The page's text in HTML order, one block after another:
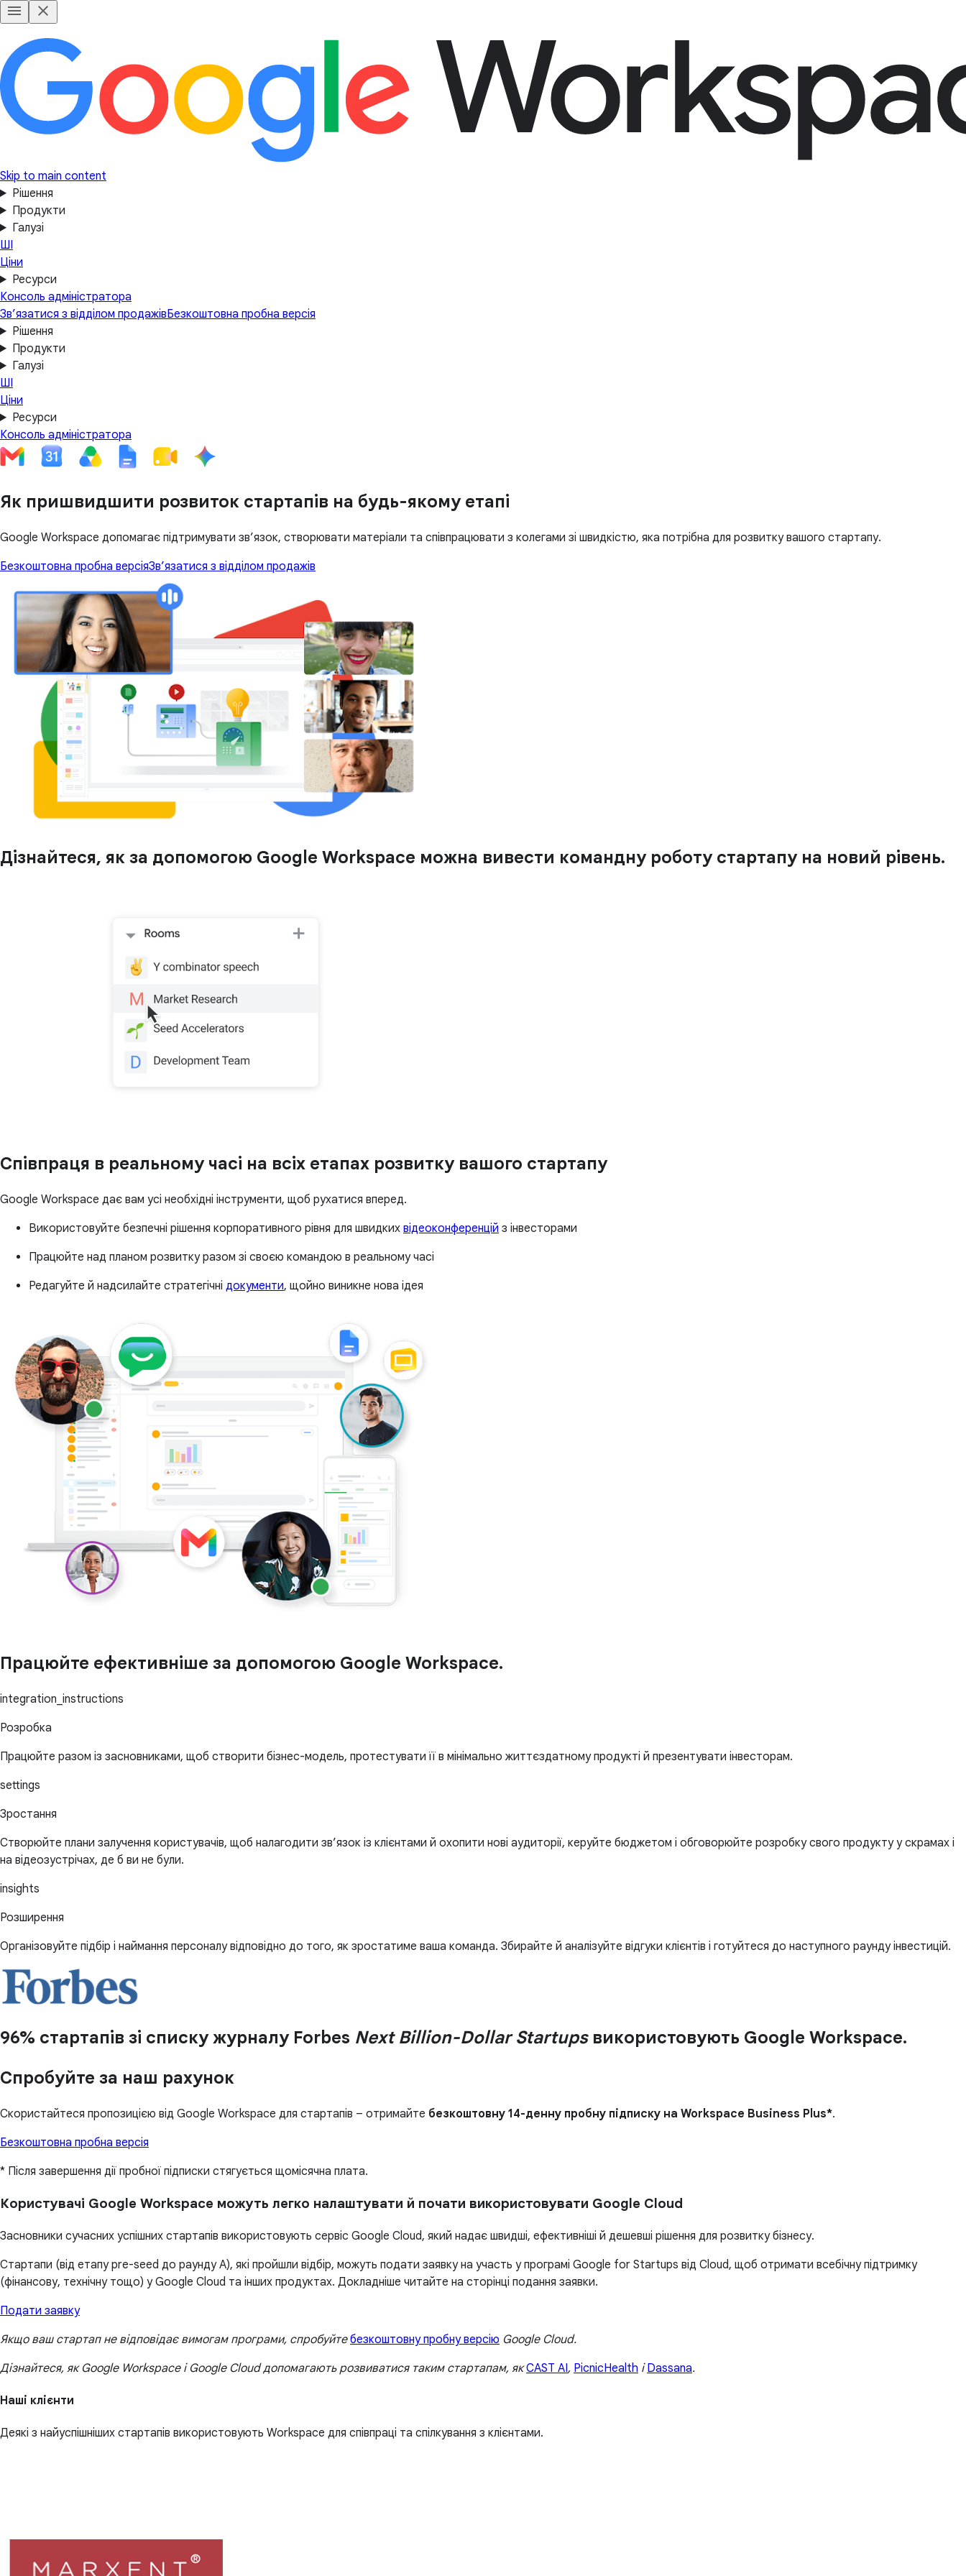
Skip to main content
Рішення
Продукти
Галузі
ШІ
Ціни
Ресурси
Консоль адміністратора
Зв’язатися з відділом продажівБезкоштовна пробна версія
Рішення
Продукти
Галузі
ШІ
Ціни
Ресурси
Консоль адміністратора
Як пришвидшити розвиток стартапів на будь-якому етапі
Google Workspace допомагає підтримувати зв’язок, створювати матеріали та співпрацювати з колегами зі швидкістю, яка потрібна для розвитку вашого стартапу.
Безкоштовна пробна версіяЗв’язатися з відділом продажів
Дізнайтеся, як за допомогою Google Workspace можна вивести командну роботу стартапу на новий рівень.
Співпраця в реальному часі на всіх етапах розвитку вашого стартапу
Google Workspace дає вам усі необхідні інструменти, щоб рухатися вперед.
Використовуйте безпечні рішення корпоративного рівня для швидких відеоконференцій з інвесторами
Працюйте над планом розвитку разом зі своєю командою в реальному часі
Редагуйте й надсилайте стратегічні документи, щойно виникне нова ідея
Працюйте ефективніше за допомогою Google Workspace.
integration_instructions
Розробка
Працюйте разом із засновниками, щоб створити бізнес-модель, протестувати її в мінімально життєздатному продукті й презентувати інвесторам.
settings
Зростання
Створюйте плани залучення користувачів, щоб налагодити зв’язок із клієнтами й охопити нові аудиторії, керуйте бюджетом і обговорюйте розробку свого продукту у скрамах і
на відеозустрічах, де б ви не були.
insights
Розширення
Організовуйте підбір і наймання персоналу відповідно до того, як зростатиме ваша команда. Збирайте й аналізуйте відгуки клієнтів і готуйтеся до наступного раунду інвестицій.
96% стартапів зі списку журналу Forbes Next Billion-Dollar Startupsвикористовують Google Workspace.
Спробуйте за наш рахунок
Скористайтеся пропозицією від Google Workspace для стартапів – отримайте безкоштовну 14-денну пробну підписку на Workspace Business Plus*.
Безкоштовна пробна версія
* Після завершення дії пробної підписки стягується щомісячна плата.
Користувачі Google Workspace можуть легко налаштувати й почати використовувати Google Cloud
Засновники сучасних успішних стартапів використовують сервіс Google Cloud, який надає швидші, ефективніші й дешевші рішення для розвитку бізнесу.
Стартапи (від етапу pre-seed до раунду A), які пройшли відбір, можуть подати заявку на участь у програмі Google for Startups від Cloud, щоб отримати всебічну підтримку
(фінансову, технічну тощо) у Google Cloud та інших продуктах. Докладніше читайте на сторінці подання заявки.
Подати заявку
Якщо ваш стартап не відповідає вимогам програми, спробуйтебезкоштовну пробну версію Google Cloud.
Дізнайтеся, як Google Workspace і Google Cloud допомагають розвиватися таким стартапам, якCAST AI, PicnicHealth іDassana.
Наші клієнти
Деякі з найуспішніших стартапів використовують Workspace для співпраці та спілкування з клієнтами.